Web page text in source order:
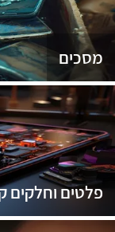
מסכים
פלטים וחלקים